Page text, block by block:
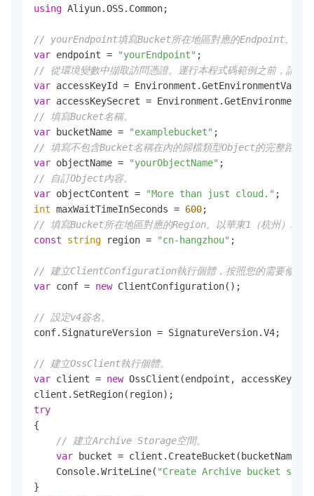
using Aliyun.OSS.Common;
// yourEndpoint填寫Bucket所在地區對應的Endpoint。
var endpoint = "yourEndpoint"
// 從環境變數中擷取訪問憑證。運行本程式碼範例之前，請確保
var accessKeyId =
var accessKeySecret =
// 填寫Bucket名稱。
var bucketName = "examplebucket"
// 填寫不包含Bucket名稱在內的歸檔類型Object的完整路徑。
var objectName = "yourObjectName"
// 自訂Object內容。
var objectContent = "More than just cloud."
int maxWaitTimeInSeconds = 600
// 填寫Bucket所在地區對應的Region。以華東1（杭州）為
const
string region = "cn-hangzhou" ;
// 建立ClientConfiguration執行個體，按照您的需要修改預
var conf = new ClientConfiguration();
// 設定v4簽名。
conf.SignatureVersion = SignatureVersion.V4;
// 建立OssClient執行個體。
var client = new OssClient(endpoint, accessKeyId,
try
{
// 建立Archive Storage空間。
var bucket = client.CreateBucket(bucketName,
    Console.WriteLine(
"Create Archive bucket